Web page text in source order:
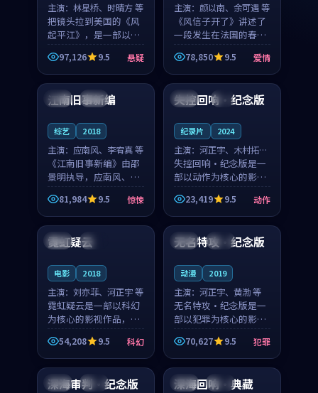
主演： 林星桥、时晴方 等
把镜头拉到美国的《风
起平江》，是一部以时
光记忆为底色的悬疑作
品。林星桥和时晴方贡
献了2020年颇受关注的
合作演出，影片在情感
层次与现实质感之间
97,126 9.5 悬疑
主演： 颜以南、余可遇 等
《风信子开了》讲述了
一段发生在法国的春日
漫步故事。颜以南饰演
的主角与余可遇的角色
因一场意外卷入更深的
纠葛，爱情元素贯穿始
终，节奏稳健而富有张
78,850 9.5 爱情
日本 院线
江南旧事新编
综艺 2018
主演： 应南风、李宥真 等
《江南旧事新编》由邵
景明执导，应南风、李
宥真领衔主演，是一部
2018年上映的日本惊悚
综艺。影片以邻里温情
为切入，呈现一段从初
遇到告别都浸着真实
81,984 9.5 惊悚
法国 4K
失控回响·纪念版
纪录片 2024
主演： 河正宇、木村拓哉
等
失控回响·纪念版是一
部以动作为核心的影视
作品，围绕危机、反转
与人物成长展开，整体
节奏紧凑，值得推荐观
23,419 9.5 动作
泰国 独播
霓虹疑云
电影 2018
主演： 刘亦菲、河正宇 等
霓虹疑云是一部以科幻
为核心的影视作品，围
绕危机、反转与人物成
长展开，整体节奏紧
凑，值得推荐观看。
54,208 9.5 科幻
中国 完结
无名特攻·纪念版
动漫 2019
主演： 河正宇、黄渤 等
无名特攻·纪念版是一
部以犯罪为核心的影视
作品，围绕危机、反转
与人物成长展开，整体
节奏紧凑，值得推荐观
70,627 9.5 犯罪
英国 完结
深海审判·纪念版 法国 独播
深海回响·典藏